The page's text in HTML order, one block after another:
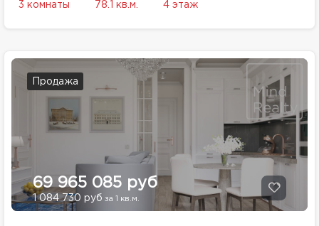
3 комнаты 78.1 кв.м. 4 этаж
Продажа
69 965 085 руб
1 084 730 руб за 1 кв.м.